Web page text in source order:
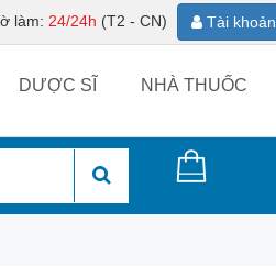
làm: 24/24h (T2 - CN) Tài khoản
DƯỢC SĨ NHÀ THUỐC